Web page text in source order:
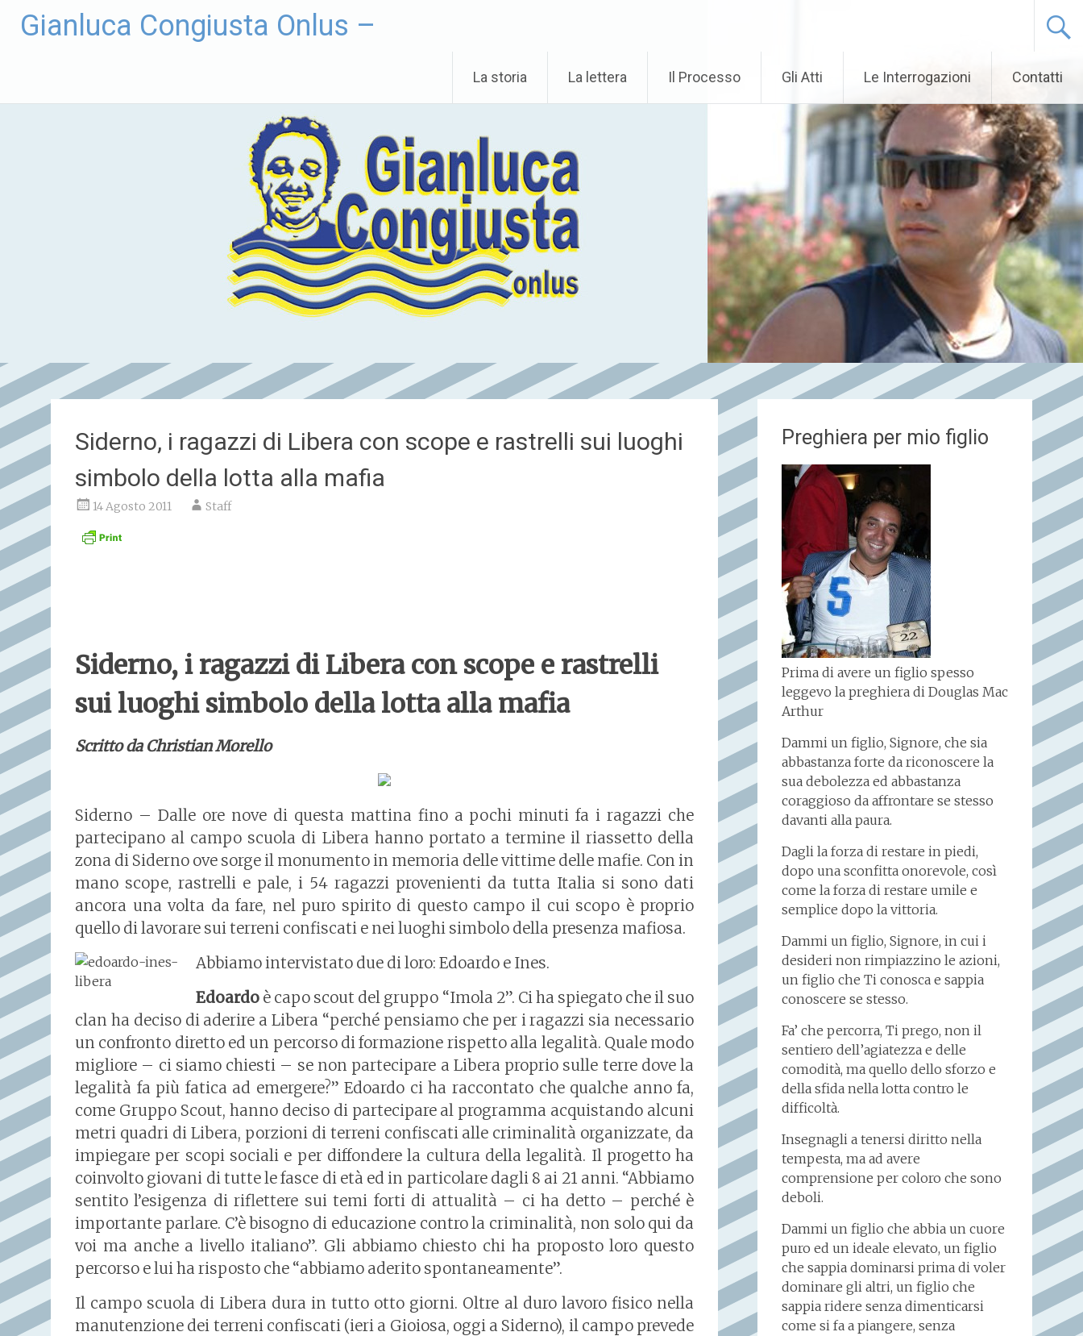
Gianluca Congiusta Onlus –
La storia La lettera Il Processo Gli Atti Le Interrogazioni Contatti
Siderno, i ragazzi di Libera con scope e rastrelli sui luoghi
simbolo della lotta alla mafia
14 Agosto 2011 Staff
Siderno, i ragazzi di Libera con scope e rastrelli
sui luoghi simbolo della lotta alla mafia
Scritto da Christian Morello
Siderno – Dalle ore nove di questa mattina fino a pochi minuti fa i ragazzi che
partecipano al campo scuola di Libera hanno portato a termine il riassetto della
zona di Siderno ove sorge il monumento in memoria delle vittime delle mafie. Con in
mano scope, rastrelli e pale, i 54 ragazzi provenienti da tutta Italia si sono dati
ancora una volta da fare, nel puro spirito di questo campo il cui scopo è proprio
quello di lavorare sui terreni confiscati e nei luoghi simbolo della presenza mafiosa.
Abbiamo intervistato due di loro: Edoardo e Ines.
Edoardo è capo scout del gruppo “Imola 2”. Ci ha spiegato che il suo
clan ha deciso di aderire a Libera “perché pensiamo che per i ragazzi sia necessario
un confronto diretto ed un percorso di formazione rispetto alla legalità. Quale modo
migliore – ci siamo chiesti – se non partecipare a Libera proprio sulle terre dove la
legalità fa più fatica ad emergere?” Edoardo ci ha raccontato che qualche anno fa,
come Gruppo Scout, hanno deciso di partecipare al programma acquistando alcuni
metri quadri di Libera, porzioni di terreni confiscati alle criminalità organizzate, da
impiegare per scopi sociali e per diffondere la cultura della legalità. Il progetto ha
coinvolto giovani di tutte le fasce di età ed in particolare dagli 8 ai 21 anni. “Abbiamo
sentito l’esigenza di riflettere sui temi forti di attualità – ci ha detto – perché è
importante parlare. C’è bisogno di educazione contro la criminalità, non solo qui da
voi ma anche a livello italiano”. Gli abbiamo chiesto chi ha proposto loro questo
percorso e lui ha risposto che “abbiamo aderito spontaneamente”.
Il campo scuola di Libera dura in tutto otto giorni. Oltre al duro lavoro fisico nella
manutenzione dei terreni confiscati (ieri a Gioiosa, oggi a Siderno), il campo prevede
Preghiera per mio figlio
Prima di avere un figlio spesso
leggevo la preghiera di Douglas Mac
Arthur
Dammi un figlio, Signore, che sia
abbastanza forte da riconoscere la
sua debolezza ed abbastanza
coraggioso da affrontare se stesso
davanti alla paura.
Dagli la forza di restare in piedi,
dopo una sconfitta onorevole, così
come la forza di restare umile e
semplice dopo la vittoria.
Dammi un figlio, Signore, in cui i
desideri non rimpiazzino le azioni,
un figlio che Ti conosca e sappia
conoscere se stesso.
Fa’ che percorra, Ti prego, non il
sentiero dell’agiatezza e delle
comodità, ma quello dello sforzo e
della sfida nella lotta contro le
difficoltà.
Insegnagli a tenersi diritto nella
tempesta, ma ad avere
comprensione per coloro che sono
deboli.
Dammi un figlio che abbia un cuore
puro ed un ideale elevato, un figlio
che sappia dominarsi prima di voler
dominare gli altri, un figlio che
sappia ridere senza dimenticarsi
come si fa a piangere, senza